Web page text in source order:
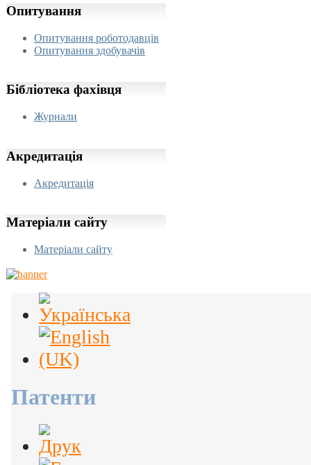
Опитування
Опитування роботодавців
Опитування здобувачів
Бібліотека фахівця
Журнали
Акредитація
Акредитація
Матеріали сайту
Матеріали сайту
Патенти